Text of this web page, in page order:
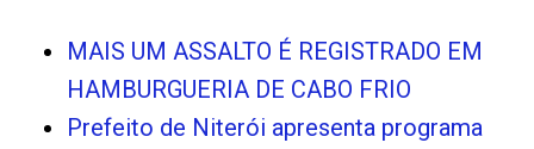
MAIS UM ASSALTO É REGISTRADO EM
HAMBURGUERIA DE CABO FRIO
Prefeito de Niterói apresenta programa